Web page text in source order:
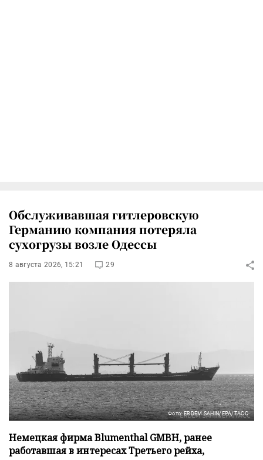
Обслуживавшая гитлеровскую
Германию компания потеряла
сухогрузы возле Одессы
8 августа 2026, 15:21 29
Фото: ERDEM SAHIN/EPA/ТАСС
Немецкая фирма Blumenthal GMBH, ранее
работавшая в интересах Третьего рейха,